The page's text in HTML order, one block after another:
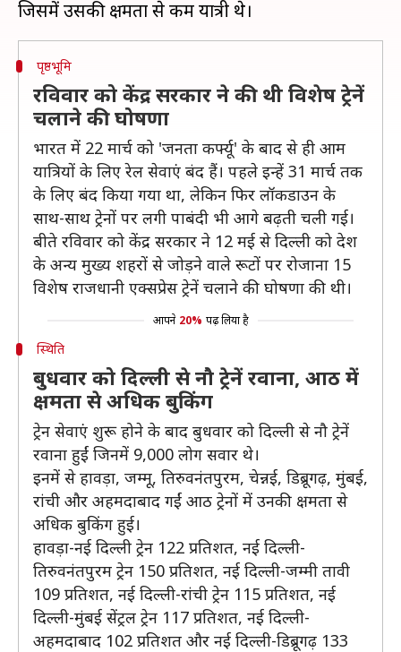
पृष्ठभूमि
रविवार को केंद्र सरकार ने की थी विशेष ट्रेनें
चलाने की घोषणा
भारत में 22 मार्च को 'जनता कर्फ्यू' के बाद से ही आम
यात्रियों के लिए रेल सेवाएं बंद हैं। पहले इन्हें 31 मार्च तक
के लिए बंद किया गया था, लेकिन फिर लॉकडाउन के
साथ-साथ ट्रेनों पर लगी पाबंदी भी आगे बढ़ती चली गई।
बीते रविवार को केंद्र सरकार ने 12 मई से दिल्ली को देश
के अन्य मुख्य शहरों से जोड़ने वाले रूटों पर रोजाना 15
विशेष राजधानी एक्सप्रेस ट्रेनें चलाने की घोषणा की थी।
आपने 20% पढ़ लिया है
स्थिति
बुधवार को दिल्ली से नौ ट्रेनें रवाना, आठ में
क्षमता से अधिक बुकिंग
ट्रेन सेवाएं शुरू होने के बाद बुधवार को दिल्ली से नौ ट्रेनें
रवाना हुईं जिनमें 9,000 लोग सवार थे।
इनमें से हावड़ा, जम्मू, तिरुवनंतपुरम, चेन्नई, डिब्रूगढ़, मुंबई,
रांची और अहमदाबाद गईं आठ ट्रेनों में उनकी क्षमता से
अधिक बुकिंग हुई।
हावड़ा-नई दिल्ली ट्रेन 122 प्रतिशत, नई दिल्ली-
तिरुवनंतपुरम ट्रेन 150 प्रतिशत, नई दिल्ली-जम्मी तावी
109 प्रतिशत, नई दिल्ली-रांची ट्रेन 115 प्रतिशत, नई
दिल्ली-मुंबई सेंट्रल ट्रेन 117 प्रतिशत, नई दिल्ली-
अहमदाबाद 102 प्रतिशत और नई दिल्ली-डिब्रूगढ़ 133